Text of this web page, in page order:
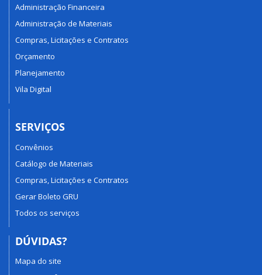
Administração Financeira
Administração de Materiais
Compras, Licitações e Contratos
Orçamento
Planejamento
Vila Digital
SERVIÇOS
Convênios
Catálogo de Materiais
Compras, Licitações e Contratos
Gerar Boleto GRU
Todos os serviços
DÚVIDAS?
Mapa do site